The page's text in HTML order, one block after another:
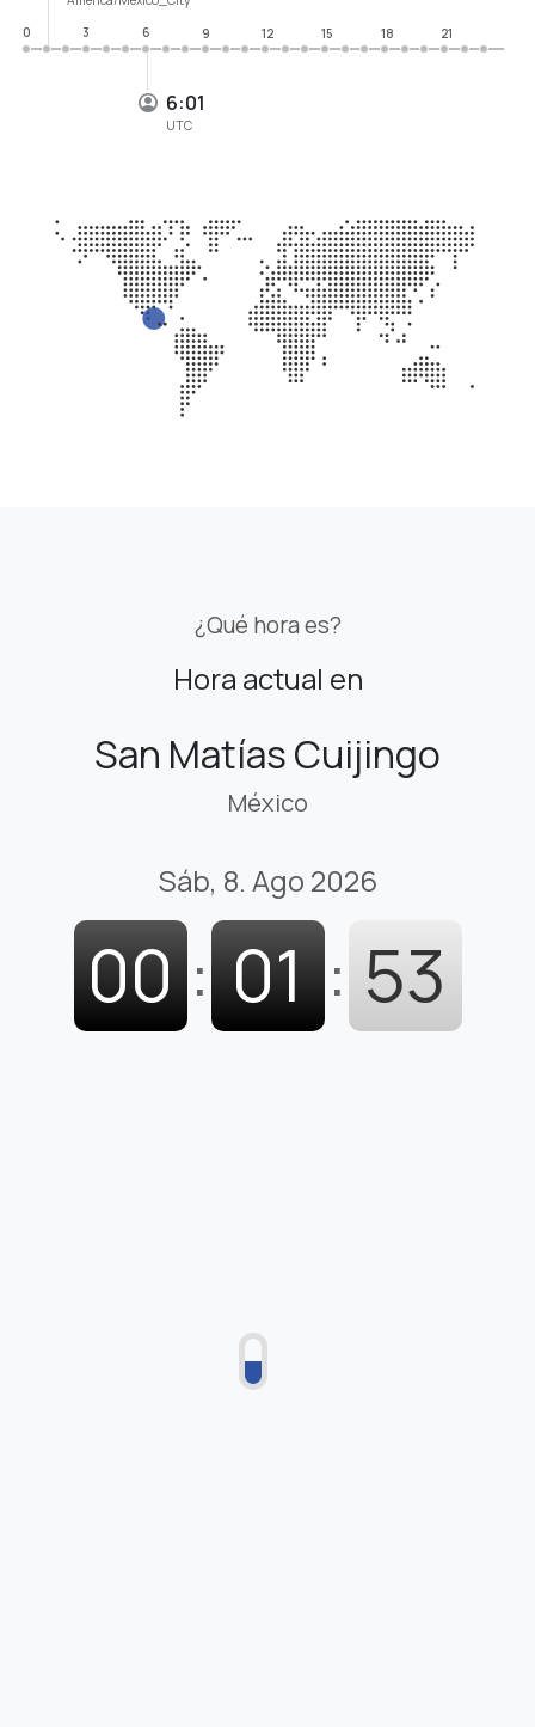
6:01
UTC
0
3 6 9 12 15 18 21
¿Qué hora es?
Hora actual en
San Matías Cuijingo
México
Sáb, 8. Ago 2026
00 : 01 : 54